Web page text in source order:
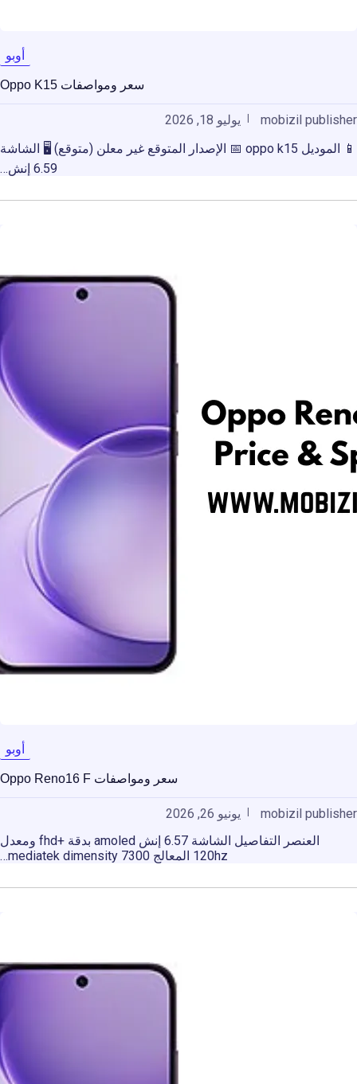
أوبو
سعر ومواصفات Oppo K15
mobizil publisher
يوليو 18, 2026
📱 الموديل oppo k15 📅 الإصدار المتوقع غير معلن (متوقع) 🖥️ الشاشة
6.59 إنش…
أوبو
سعر ومواصفات Oppo Reno16 F
mobizil publisher
يونيو 26, 2026
العنصر التفاصيل الشاشة 6.57 إنش amoled بدقة +fhd ومعدل
120hz المعالج mediatek dimensity 7300…